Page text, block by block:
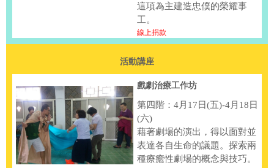
這項為主建造忠僕的榮耀事
工。
線上捐款
活動講座
戲劇治療工作坊
第四階：4月17日(五)-4月18日
(六)
藉著劇場的演出，得以面對並
表達各自生命的議題。探索兩
種療癒性劇場的概念與技巧。